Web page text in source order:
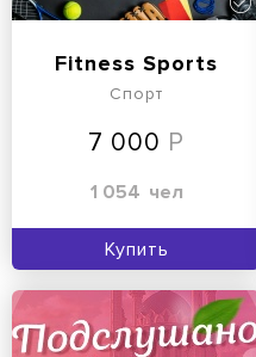
Fitness Sports
Спорт
7 000
1 054 чел
Купить